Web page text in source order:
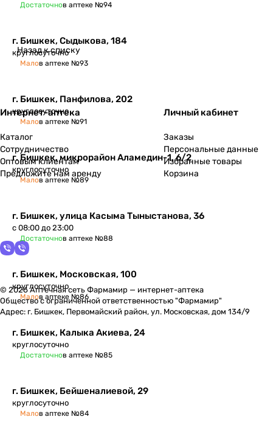
Достаточнов аптеке №94
г. Бишкек, Сыдыкова, 184
круглосуточно
Малов аптеке №93
г. Бишкек, Панфилова, 202
круглосуточно
Малов аптеке №91
г. Бишкек, микрорайон Аламедин-1, 6/2
круглосуточно
Малов аптеке №89
г. Бишкек, улица Касыма Тыныстанова, 36
с 08:00 до 23:00
Достаточнов аптеке №88
г. Бишкек, Московская, 100
круглосуточно
Малов аптеке №86
г. Бишкек, Калыка Акиева, 24
круглосуточно
Достаточнов аптеке №85
г. Бишкек, Бейшеналиевой, 29
круглосуточно
Малов аптеке №84
Назад к списку
Интернет-аптека
Каталог
Сотрудничество
Оптовым клиентам
Предложите нам аренду
Личный кабинет
Заказы
Персональные данные
Избранные товары
Корзина
© 2026 Аптечная сеть Фармамир — интернет-аптека
Общество с ограниченной ответственностью "Фармамир"
Адрес: г. Бишкек, Первомайский район, ул. Московская, дом 134/9